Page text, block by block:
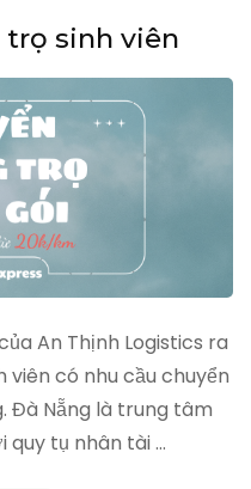
trọ sinh viên
An Thịnh Logistics ra
có nhu cầu chuyển
Đà Nẵng là trung tâm
quy tụ nhân tài …